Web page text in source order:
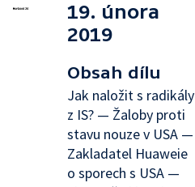
19. února
2019
Obsah dílu
Jak naložit s radikály
z IS? — Žaloby proti
stavu nouze v USA —
Zakladatel Huaweie
o sporech s USA —